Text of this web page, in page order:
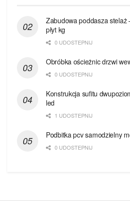
Zabudowa poddasza stelaż
płyt kg
0 UDOSTEPNIJ
Obróbka ościeżnic drzwi
0 UDOSTEPNIJ
Konstrukcja sufitu
led
1 UDOSTEPNIJ
Podbitka pcv samodzielny
0 UDOSTEPNIJ